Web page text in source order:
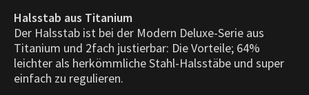
Halsstab aus Titanium
Der Halsstab ist bei der Modern Deluxe-Serie aus
Titanium und 2fach justierbar: Die Vorteile; 64%
leichter als herkömmliche Stahl-Halsstäbe und super
einfach zu regulieren.